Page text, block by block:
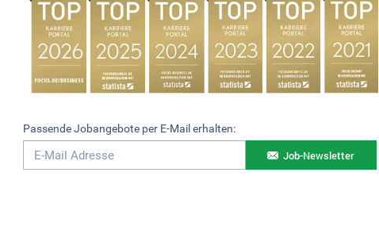
Passende Jobangebote per E-Mail erhalten:
Job-Newsletter